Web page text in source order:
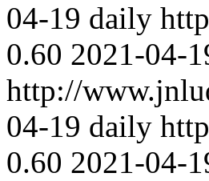
04-19 daily
0.60 2021-04-
http://
04-19 daily
0.60 2021-04-